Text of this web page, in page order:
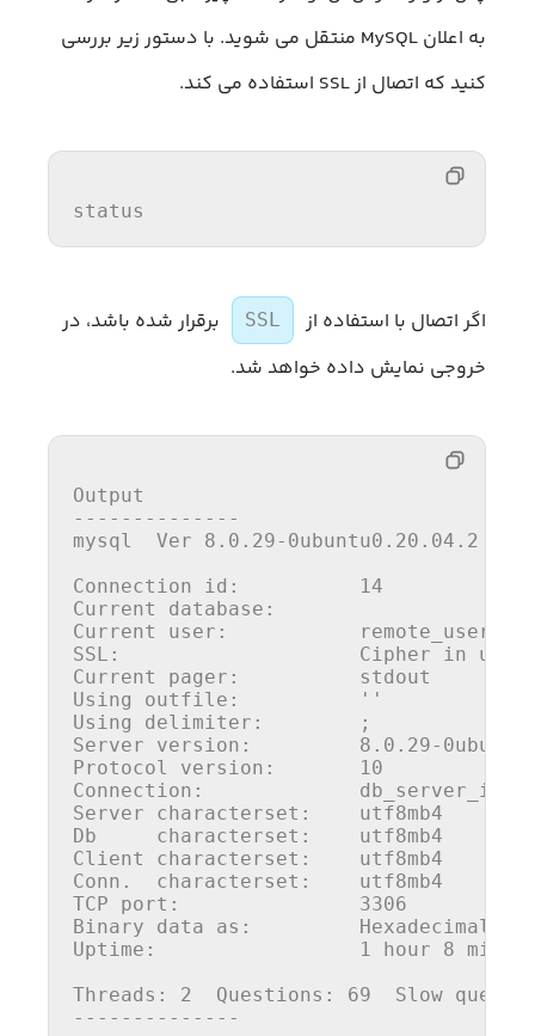
به اعلان MySQL منتقل می شوید. با دستور زیر بررسی
کنید که اتصال از SSL استفاده می کند.
status
اگر اتصال با استفاده از SSL
برقرار شده باشد، در
خروجی نمایش داده خواهد شد.
Output
--------------
mysql  Ver 8.0.29-0ubuntu0.20.04.2
Connection id:          14
Current database:
Current user:           remote
SSL:                    Cipher in use is
Current pager:          stdout
Using outfile:          ''
Using delimiter:        ;
Server version:         8.0.29-
Protocol version:       10
Connection:             db_server_ ip
Server characterset:    utf8mb4
Db     characterset:    utf8mb4
Client characterset:    utf8mb4
Conn.  characterset:    utf8mb4
TCP port:               3306
Binary data as:         Hexadecimal
Uptime:                 1 hour 8 min
Threads: 2  Questions: 69  Slow
--------------